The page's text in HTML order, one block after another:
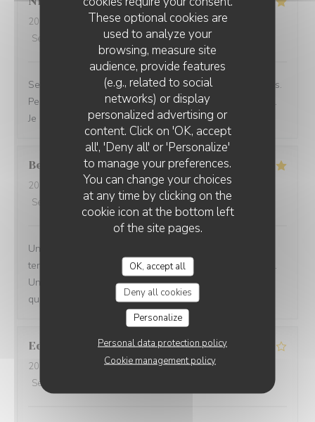
These optional cookies are
used to analyze your
browsing, measure site
audience, provide features
(e.g., related to social
networks) or display
personalized advertising or
content. Click on 'OK, accept
all', 'Deny all' or 'Personalize'
to manage your preferences.
You can change your choices
at any time by clicking on the
cookie icon at the bottom left
of the site pages.
OK, accept all
Deny all cookies
Personalize
Personal data protection policy
Cookie management policy
2026-06-23
- 12:45 - Guests 2
Service
Ambiance: 5/5 Food:5/5 Value
Service rapide pour une pause déjeuner entre collègues.
Personnel agréable et efficace. Le plat du jour était bon.
Je recommande cet établissement
Bernard G
2026-06-17
- 18:30 - Guests 5
Service
Ambiance : 4/5 Food:5 /5 Value: 4
Une équipe très à l'écoute, souriante et efficace... Une
terrasse où il fait bon vivre et une salle climatisée aussi.
Une carte de bières très variée et une restauration de
qualité !
Edwin
2026-06-22
- 22:30 - Guests 2
Service